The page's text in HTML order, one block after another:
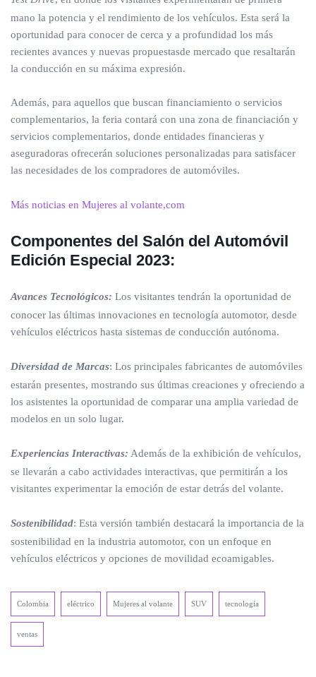
mano la potencia y el rendimiento de los vehículos. Esta será la
oportunidad para conocer de cerca y a profundidad los más
recientes avances y nuevas propuestasde mercado que resaltarán
la conducción en su máxima expresión.
Además, para aquellos que buscan financiamiento o servicios
complementarios, la feria contará con una zona de financiación y
servicios complementarios, donde entidades financieras y
aseguradoras ofrecerán soluciones personalizadas para satisfacer
las necesidades de los compradores de automóviles.
Más noticias en Mujeres al volante,com
Componentes del Salón del Automóvil
Edición Especial 2023:
Avances Tecnológicos: Los visitantes tendrán la oportunidad de
conocer las últimas innovaciones en tecnología automotor, desde
vehículos eléctricos hasta sistemas de conducción autónoma.
Diversidad de Marcas: Los principales fabricantes de automóviles
estarán presentes, mostrando sus últimas creaciones y ofreciendo a
los asistentes la oportunidad de comparar una amplia variedad de
modelos en un solo lugar.
Experiencias Interactivas: Además de la exhibición de vehículos,
se llevarán a cabo actividades interactivas, que permitirán a los
visitantes experimentar la emoción de estar detrás del volante.
Sostenibilidad: Esta versión también destacará la importancia de la
sostenibilidad en la industria automotor, con un enfoque en
vehículos eléctricos y opciones de movilidad ecoamigables.
Colombia eléctrico Mujeres al volante SUV tecnología
ventas